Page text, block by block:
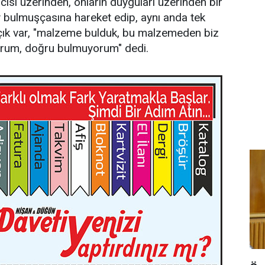
hareket edip, aynı anda tek
var, "malzeme bulduk, bu malzemeden biz
doğru bulmuyorum" dedi.